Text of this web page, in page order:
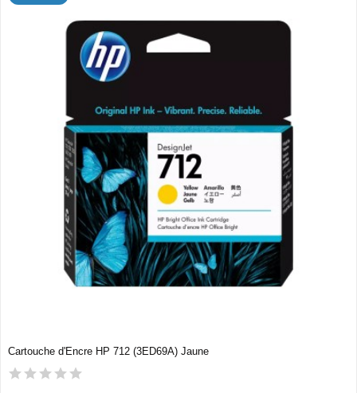
Cartouche d'Encre HP 712 (3ED69A) Jaune